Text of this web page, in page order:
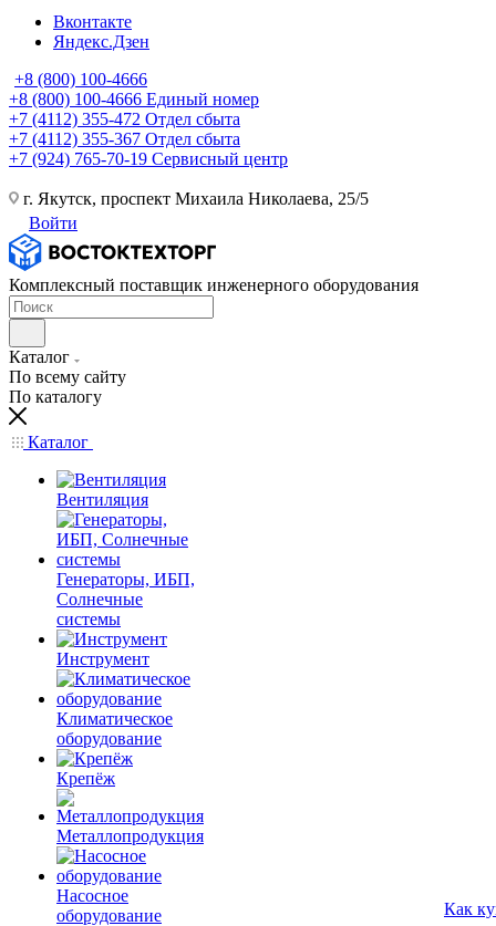
Вконтакте
Яндекс.Дзен
+8 (800) 100-4666
+8 (800) 100-4666 Единый номер
+7 (4112) 355-472 Отдел сбыта
+7 (4112) 355-367 Отдел сбыта
+7 (924) 765-70-19 Сервисный центр
г. Якутск, проспект Михаила Николаева, 25/5
Войти
Комплексный поставщик инженерного оборудования
Каталог
По всему сайту
По каталогу
Каталог
Вентиляция
Генераторы, ИБП,
Солнечные
системы
Инструмент
Климатическое
оборудование
Крепёж
Металлопродукция
Насосное
оборудование
Как